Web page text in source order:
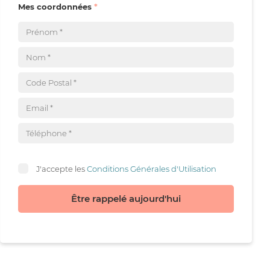
Mes coordonnées
J'accepte lesConditions Générales d'Utilisation
Être rappelé aujourd'hui